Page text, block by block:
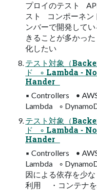
プロイのテスト
スト コンポーネ
ンバーで開発して
きることが多かっ
化したい
テスト対象（
ド ◦ Lambda -
Hander
▪ Controllers •
Lambda ◦
テスト対象（
ド ◦ Lambda -
Hander
▪ Controllers •
Lambda ◦
因による依存を少
利用 ・コンテナ